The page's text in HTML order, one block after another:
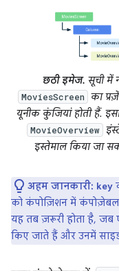
छठी इमेज. सूची में
MoviesScreen का
यूनीक कुंजियां होती हैं.
MovieOverview
इस्तेमाल किया जा
अहम जानकारी: key
को कंपोज़िशन में
यह तब ज़रूरी होता है,
किए जाते हैं और उनमें